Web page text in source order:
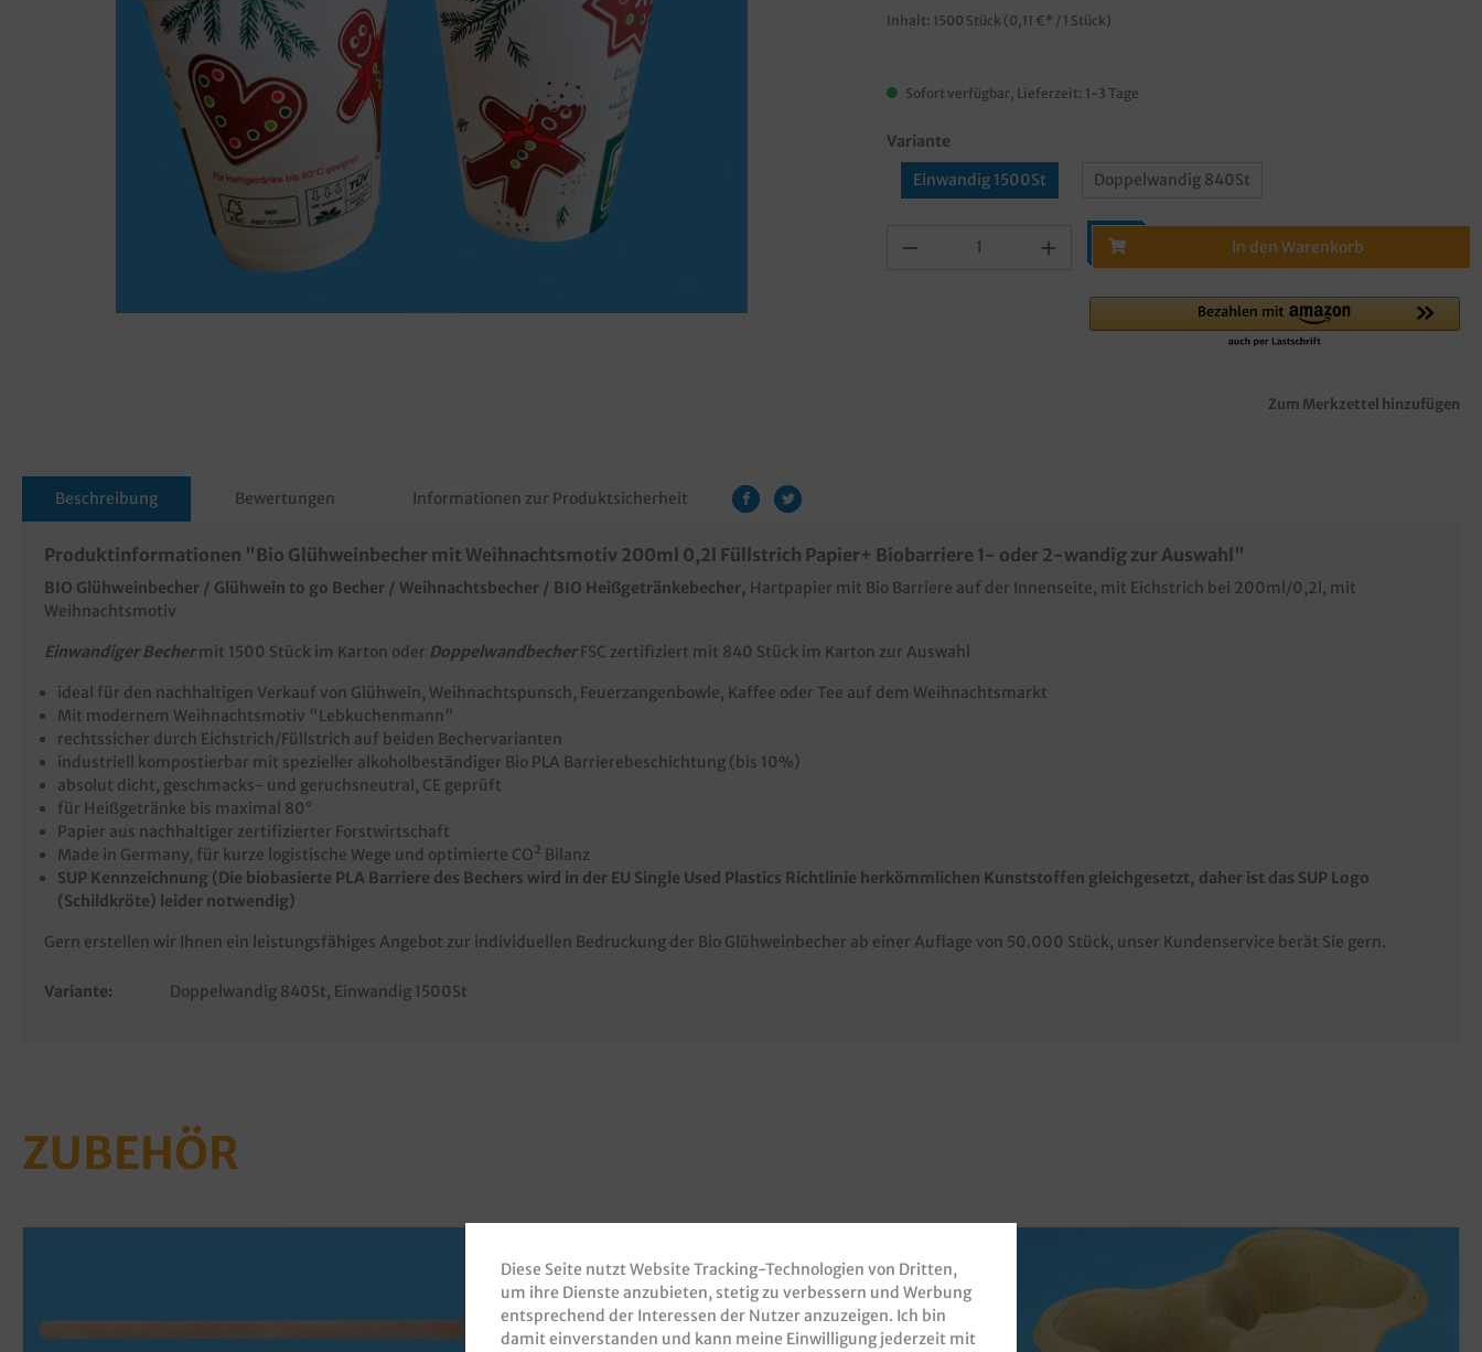
Inhalt: 1500 Stück (0,11 €* / 1 Stück)
Sofort verfügbar, Lieferzeit: 1-3 Tage
Variante
Einwandig 1500St
Doppelwandig 840St
In den Warenkorb
Zum Merkzettel hinzufügen
Beschreibung Bewertungen Informationen zur Produktsicherheit
Produktinformationen "Bio Glühweinbecher mit Weihnachtsmotiv 200ml 0,2l Füllstrich Papier+ Biobarriere 1- oder 2-wandig zur Auswahl"
BIO Glühweinbecher / Glühwein to go Becher / Weihnachtsbecher / BIO Heißgetränkebecher, Hartpapier mit Bio Barriere auf der Innenseite, mit Eichstrich bei 200ml/0,2l, mit
Weihnachtsmotiv
Einwandiger Bechermit 1500 Stück im Karton oder DoppelwandbecherFSC zertifiziert mit 840 Stück im Karton zur Auswahl
ideal für den nachhaltigen Verkauf von Glühwein, Weihnachtspunsch, Feuerzangenbowle, Kaffee oder Tee auf dem Weihnachtsmarkt
Mit modernem Weihnachtsmotiv "Lebkuchenmann"
rechtssicher durch Eichstrich/Füllstrich auf beiden Bechervarianten
industriell kompostierbar mit spezieller alkoholbeständiger Bio PLA Barrierebeschichtung (bis 10%)
absolut dicht, geschmacks- und geruchsneutral, CE geprüft
für Heißgetränke bis maximal 80°
Papier aus nachhaltiger zertifizierter Forstwirtschaft
Made in Germany, für kurze logistische Wege und optimierte CO² Bilanz
SUP Kennzeichnung (Die biobasierte PLA Barriere des Bechers wird in der EU Single Used Plastics Richtlinie herkömmlichen Kunststoffen gleichgesetzt, daher ist das SUP Logo
(Schildkröte) leider notwendig)
Gern erstellen wir Ihnen ein leistungsfähiges Angebot zur individuellen Bedruckung der Bio Glühweinbecher ab einer Auflage von 50.000 Stück, unser Kundenservice berät Sie gern.
Variante: Doppelwandig 840St , Einwandig 1500St
ZUBEHÖR
Diese Seite nutzt Website Tracking-Technologien von Dritten,
um ihre Dienste anzubieten, stetig zu verbessern und Werbung
entsprechend der Interessen der Nutzer anzuzeigen. Ich bin
damit einverstanden und kann meine Einwilligung jederzeit mit